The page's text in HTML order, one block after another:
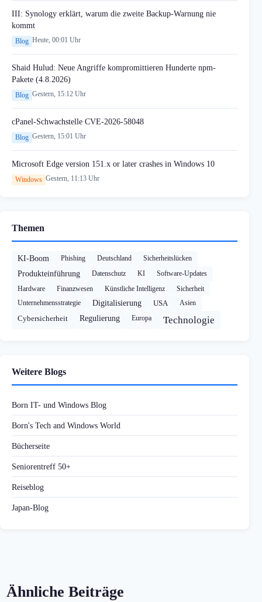
III: Synology erklärt, warum die zweite Backup-Warnung nie
kommt
Blog Heute, 00:01 Uhr
Shaid Hulud: Neue Angriffe kompromittieren Hunderte npm-
Pakete (4.8.2026)
Blog Gestern, 15:12 Uhr
cPanel-Schwachstelle CVE-2026-58048
Blog Gestern, 15:01 Uhr
Microsoft Edge version 151.x or later crashes in Windows 10
Windows Gestern, 11:13 Uhr
Themen
KI-Boom Phishing Deutschland Sicherheitslücken
Produkteinführung Datenschutz KI
Software-Updates
Hardware
Finanzwesen Künstliche Intelligenz
Sicherheit
Unternehmensstrategie
Digitalisierung USA Asien
Cybersicherheit Regulierung Europa Technologie
Weitere Blogs
Born IT- und Windows Blog
Born's Tech and Windows World
Bücherseite
Seniorentreff 50+
Reiseblog
Japan-Blog
Ähnliche Beiträge